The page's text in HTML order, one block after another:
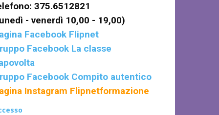
375.6512821
- venerdì 10,00 - 19,00)
Facebook Flipnet
Facebook La classe
Facebook Compito autentico
Instagram Flipnetformazione